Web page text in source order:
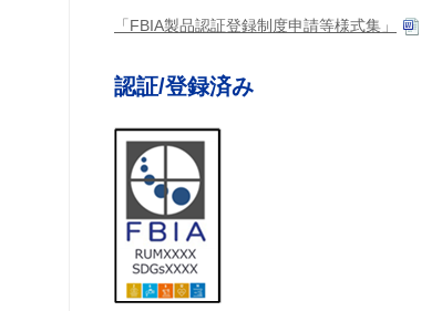
「FBIA製品認証登録制度申請等様式集」
認証/登録済み